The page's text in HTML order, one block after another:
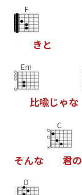
F
き と
Em
比喩じゃな
そんな
C
君の
D